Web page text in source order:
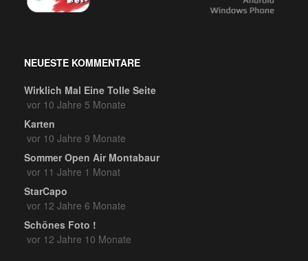
NEUESTE KOMMENTARE
Wirklich Mal Eine Tolle Seite
vor 10 Jahre 5 Monate
Karten
vor 10 Jahre 9 Monate
Sommer Open Air Montabaur
vor 11 Jahre 1 Monat
StarCapo
vor 12 Jahre 6 Monate
Schönes Foto !
vor 12 Jahre 10 Monate